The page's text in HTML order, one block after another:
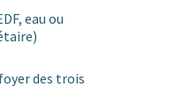
eau ou
des trois